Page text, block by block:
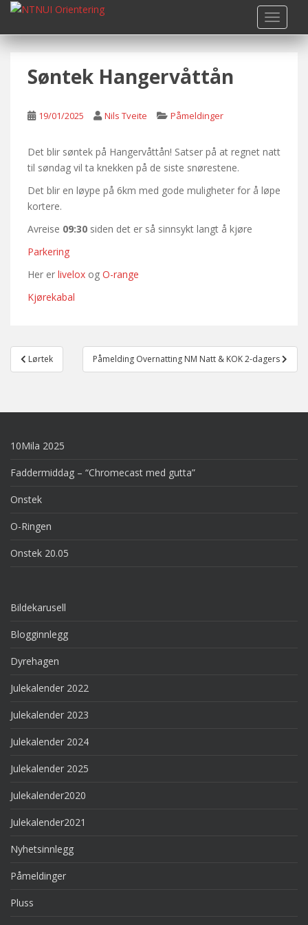
i
Søntek Hangervåttån
19/01/2025 Nils Tveite Påmeldinger
Det blir søntek på Hangervåttån! Satser på at regnet natt
til søndag vil ta knekken på de siste snørestene.
Det blir en løype på 6km med gode muligheter for å løpe
kortere.
Avreise 09:30 siden det er så sinnsykt langt å kjøre
Parkering
Her er livelox og O-range
Kjørekabal
Post
navigation
Lørtek Påmelding Overnatting NM Natt & KOK 2-dagers
10Mila 2025
Faddermiddag – “Chromecast med gutta”
Onstek
O-Ringen
Onstek 20.05
Bildekarusell
Blogginnlegg
Dyrehagen
Julekalender 2022
Julekalender 2023
Julekalender 2024
Julekalender 2025
Julekalender2020
Julekalender2021
Nyhetsinnlegg
Påmeldinger
Pluss